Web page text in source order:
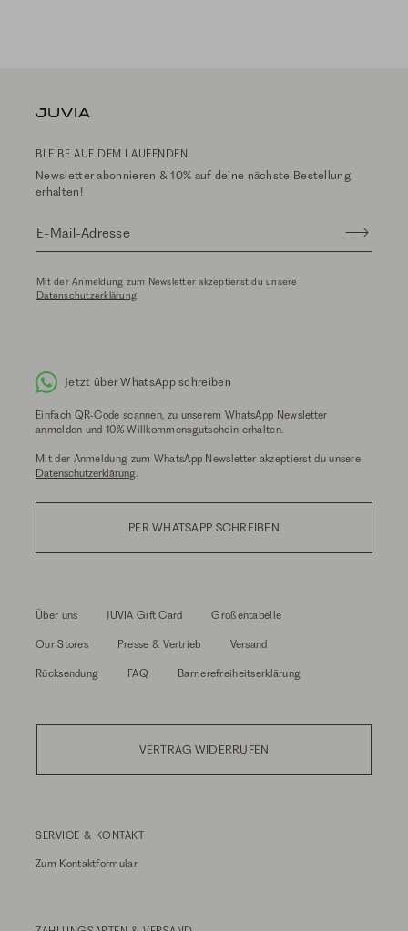
BLEIBE AUF DEM LAUFENDEN
Newsletter abonnieren & 10% auf deine nächste Bestellung
erhalten!
E-Mail-Adresse
Mit der Anmeldung zum Newsletter akzeptierst du unsere
Datenschutzerklärung.
Jetzt über WhatsApp schreiben
Einfach QR-Code scannen, zu unserem WhatsApp Newsletter
anmelden und 10% Willkommensgutschein erhalten.
Mit der Anmeldung zum WhatsApp Newsletter akzeptierst du unsere
Datenschutzerklärung.
PER WHATSAPP SCHREIBEN
Über uns JUVIA Gift Card Größentabelle
Our Stores Presse & Vertrieb Versand
Rücksendung FAQ Barrierefreiheitserklärung
VERTRAG WIDERRUFEN
SERVICE & KONTAKT
Zum Kontaktformular